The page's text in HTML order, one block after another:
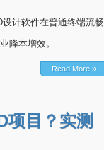
计软件在普通终端流畅
降本增效。
Read More »
项目？实测